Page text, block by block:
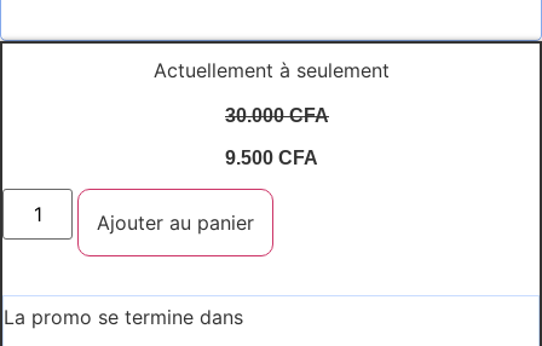
Actuellement à seulement
30.000CFA
9.500 CFA
quantité
Accès
à
vie
à
Ajouter au panier
La promo se termine dans